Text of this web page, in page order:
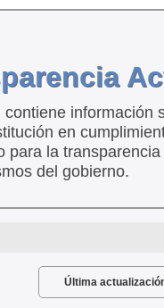
contiene información
en
para la
del gobierno.
Última